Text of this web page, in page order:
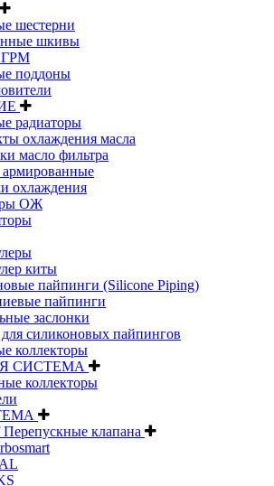
шестерни
шкивы
ГРМ
поддоны
радиаторы
охлаждения масла
масло фильтра
охлаждения
ОЖ
киты
пайпинги (Silicone Piping)
пайпинги
заслонки
силиконовых пайпингов
коллекторы
СИСТЕМА
коллекторы
клапана